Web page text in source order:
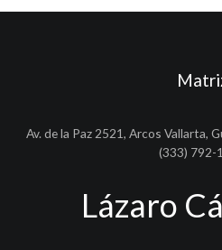
Av. de la Paz 2521, Arcos Vallarta,
(333) 792-
Lázaro